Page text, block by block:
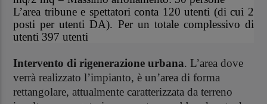
L’area tribune e spettatori conta 120 utenti (di cui 2
posti per utenti DA). Per un totale complessivo di
utenti 397 utenti
Intervento di rigenerazione urbana. L’area dove
verrà realizzato l’impianto, è un’area di forma
rettangolare, attualmente caratterizzata da terreno